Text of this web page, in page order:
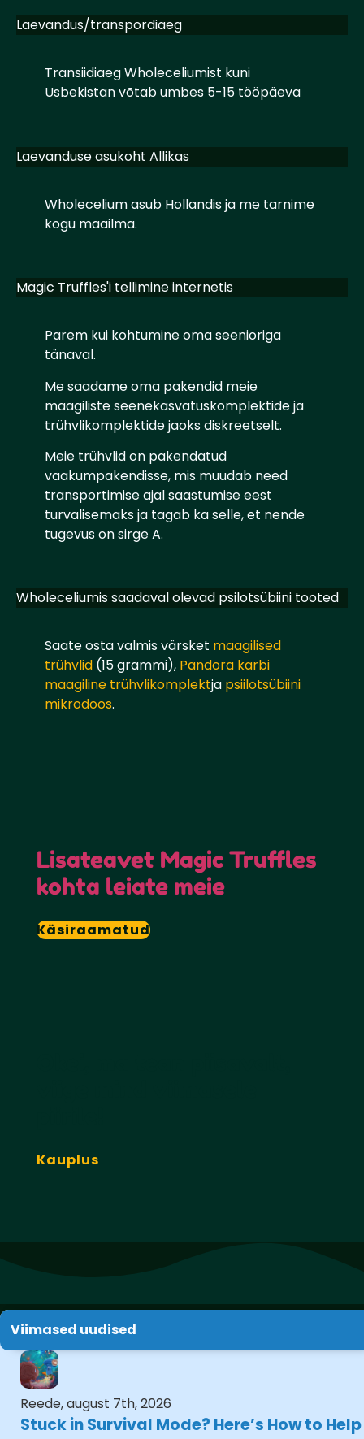
Laevandus/transpordiaeg
Transiidiaeg Wholeceliumist kuni
Usbekistan võtab umbes 5-15 tööpäeva
Laevanduse asukoht Allikas
Wholecelium asub Hollandis ja me tarnime
kogu maailma.
Magic Truffles'i tellimine internetis
Parem kui kohtumine oma seenioriga
tänaval.
Me saadame oma pakendid meie
maagiliste seenekasvatuskomplektide ja
trühvlikomplektide jaoks diskreetselt.
Meie trühvlid on pakendatud
vaakumpakendisse, mis muudab need
transportimise ajal saastumise eest
turvalisemaks ja tagab ka selle, et nende
tugevus on sirge A.
Wholeceliumis saadaval olevad psilotsübiini tooted
Saate osta valmis värsket maagilised
trühvlid (15 grammi), Pandora karbi
maagiline trühvlikomplektja psiilotsübiini
mikrodoos.
Lisateavet Magic Truffles
kohta leiate meie
Käsiraamatud
Kauplus
Viimased uudised
Reede, august 7th, 2026
Stuck in Survival Mode? Here’s How to Help